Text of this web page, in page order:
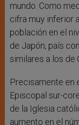
mundo. Como
cifra muy inferior
población en el
de Japón, país
similares a los de
Precisamente en
Episcopal sur-
de la Iglesia
aumento en el